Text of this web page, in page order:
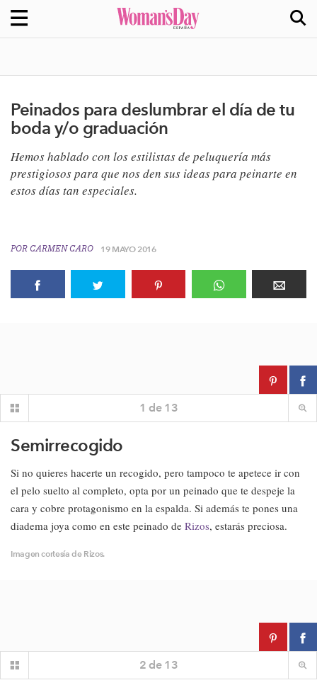
Peinados para deslumbrar el día de tu
boda y/o graduación
Hemos hablado con los estilistas de peluquería más
prestigiosos para que nos den sus ideas para peinarte en
estos días tan especiales.
POR CARMEN CARO 19 MAYO 2016
1 de 13
Semirrecogido
Si no quieres hacerte un recogido, pero tampoco te apetece ir con
el pelo suelto al completo, opta por un peinado que te despeje la
cara y cobre protagonismo en la espalda. Si además te pones una
diadema joya como en este peinado de Rizos, estarás preciosa.
Imagen cortesía de Rizos.
2 de 13